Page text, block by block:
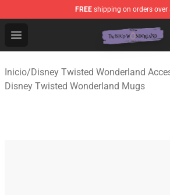
FREE shipping on orders over
Open menu
Twisted Wonderland Store -
Inicio/Disney Twisted Wonderland
Disney Twisted Wonderland Mugs